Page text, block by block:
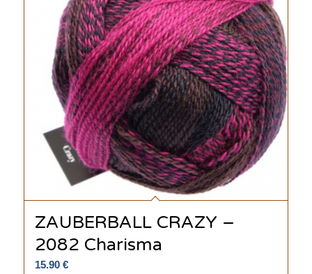
ZAUBERBALL CRAZY –
2082 Charisma
15.90 €